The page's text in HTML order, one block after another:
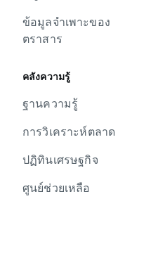
ข้อมูลจำเพาะของ
ตราสาร
คลังความรู้
ฐานความรู้
การวิเคราะห์ตลาด
ปฏิทินเศรษฐกิจ
ศูนย์ช่วยเหลือ